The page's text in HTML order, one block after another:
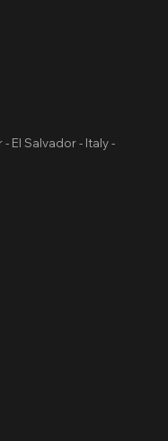
El Salvador - Italy -